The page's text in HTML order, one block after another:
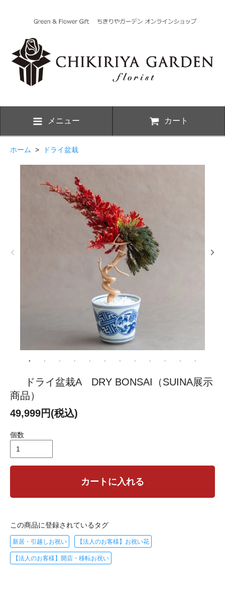
メニュー カート
ホーム > ドライ盆栽
ドライ盆栽A DRY BONSAI（SUINA展示
商品）
49,999円(税込)
個数
カートに入れる
この商品に登録されているタグ
新居・引越しお祝い 【法人のお客様】お祝い花
【法人のお客様】開店・移転お祝い